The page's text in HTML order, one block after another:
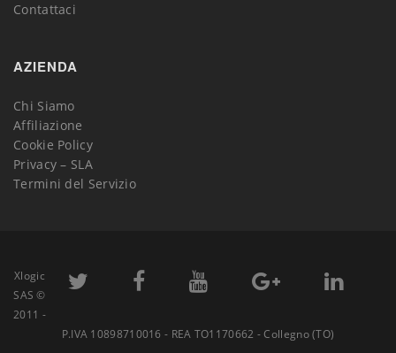
Contattaci
AZIENDA
Chi Siamo
Affiliazione
Cookie Policy
Privacy – SLA
Termini del Servizio
Xlogic
SAS ©
2011 -
P.IVA 10898710016 - REA TO1170662 - Collegno (TO)